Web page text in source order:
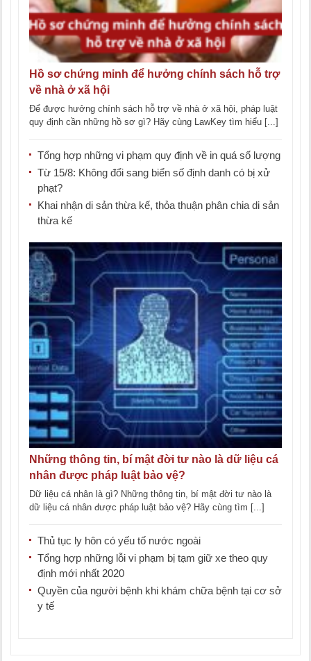
Hồ sơ chứng minh để hưởng chính sách hỗ trợ
về nhà ở xã hội
Để được hưởng chính sách hỗ trợ về nhà ở xã hội, pháp luật
quy định cần những hồ sơ gì? Hãy cùng LawKey tìm hiểu [...]
Tổng hợp những vi phạm quy định về in quá số lượng
Từ 15/8: Không đổi sang biển số định danh có bị xử
phạt?
Khai nhận di sản thừa kế, thỏa thuận phân chia di sản
thừa kế
Những thông tin, bí mật đời tư nào là dữ liệu cá
nhân được pháp luật bảo vệ?
Dữ liệu cá nhân là gì? Những thông tin, bí mật đời tư nào là
dữ liệu cá nhân được pháp luật bảo vệ? Hãy cùng tìm [...]
Thủ tục ly hôn có yếu tố nước ngoài
Tổng hợp những lỗi vi phạm bị tạm giữ xe theo quy
định mới nhất 2020
Quyền của người bệnh khi khám chữa bệnh tại cơ sở
y tế